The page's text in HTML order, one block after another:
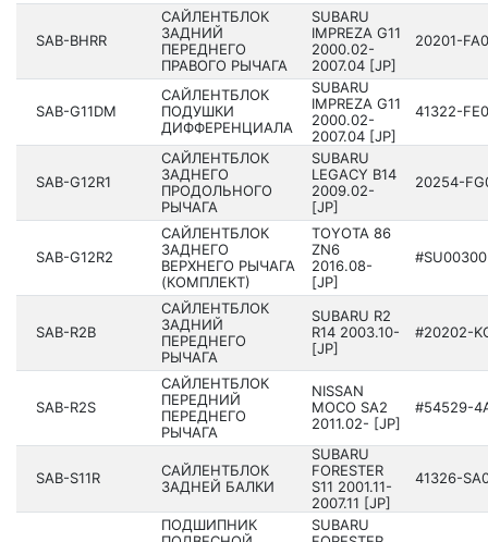
SAB-BHRR
САЙЛЕНТБЛОК
ЗАДНИЙ
ПЕРЕДНЕГО
ПРАВОГО РЫЧАГА
SUBARU
IMPREZA G11
200­0.02-
2007.04 [JP]
20201­-
SAB-G11DM
САЙЛЕНТБЛОК
ПОДУШКИ
ДИФФЕРЕНЦИАЛА
SUBARU
IMPREZA G11
200­0.02-
2007.04 [JP]
41322­-
SAB-G12R1
САЙЛЕНТБЛОК
ЗАДНЕГО
ПРОДОЛЬНОГО
РЫЧАГА
SUBARU
LEGACY B14
200­9.02-
[JP]
20254­-
SAB-G12R2
САЙЛЕНТБЛОК
ЗАДНЕГО
ВЕРХНЕГО РЫЧАГА
(КОМПЛЕКТ)
TOYOTA 86
ZN6
2016­.08-
[JP]
SAB-R2B
САЙЛЕНТБЛОК
ЗАДНИЙ
ПЕРЕДНЕГО
РЫЧАГА
SUBARU R2
R14 200­3.10-
[JP]
#20202­-
SAB-R2S
САЙЛЕНТБЛОК
ПЕРЕДНИЙ
ПЕРЕДНЕГО
РЫЧАГА
NISSAN
MOCO SA2
2011­.02- [JP]
#54529­-
SAB-S11R
САЙЛЕНТБЛОК
ЗАДНЕЙ БАЛКИ
SUBARU
FORESTER
S11 200­1.11-
2007.11 [JP]
41326­-
ПОДШИПНИК
SUBARU